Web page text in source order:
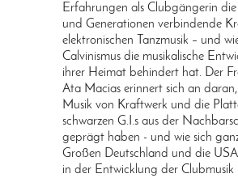
Erfahrungen als Clubgängerin
und Generationen verbindende
elektronischen Tanzmusik – und
Calvinismus die musikalische
ihrer Heimat behindert hat. Der
Ata Macias erinnert sich an
Musik von Kraftwerk und die
schwarzen G.I.s aus der
geprägt haben - und wie sich
Großen Deutschland und die
in der Entwicklung der Clubmusik